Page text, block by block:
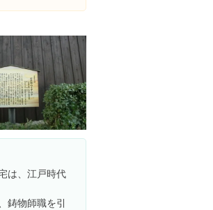
は、江戸時代
鋳物師職を引